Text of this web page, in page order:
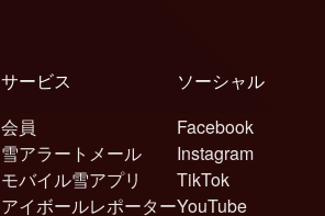
サービス
会員
雪アラートメール
モバイル雪アプリ
アイボールレポーター
ソーシャル
Facebook
Instagram
TikTok
YouTube